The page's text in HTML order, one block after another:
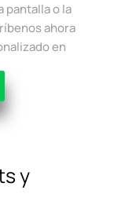
pantalla o la
ahora
en
y